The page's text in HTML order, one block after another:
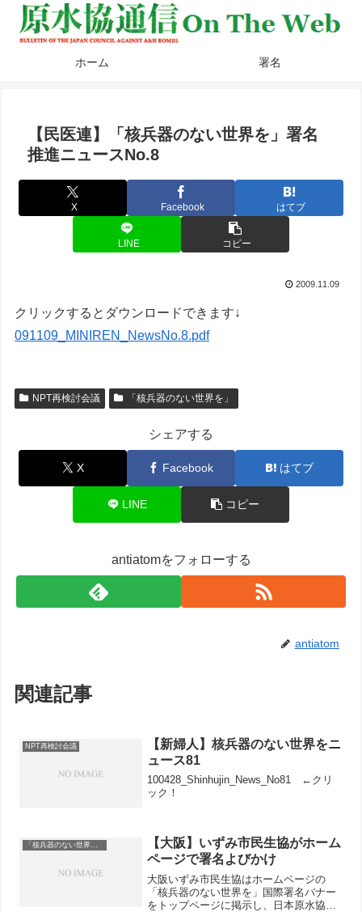
ホーム 署名
【民医連】「核兵器のない世界を」署名
推進ニュースNo.8
X Facebook はてブ
LINE コピー
2009.11.09
クリックするとダウンロードできます↓
091109_MINIREN_NewsNo.8.pdf
NPT再検討会議 「核兵器のない世界を」
シェアする
X Facebook はてブ
LINE コピー
antiatomをフォローする
antiatom
関連記事
NPT再検討会議
【新婦人】核兵器のない世界をニ
ュース81
100428_Shinhujin_News_No81 ←クリ
ック！
「核兵器のない世界を」
【大阪】いずみ市民生協がホーム
ページで署名よびかけ
大阪いずみ市民生協はホームページの
「核兵器のない世界を」国際署名バナー
をトップページに掲示し、日本原水協の